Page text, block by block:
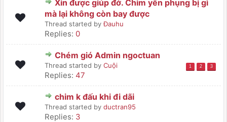
Xin được giúp đở. Chim yến phụng bị gì
mà lại không còn bay được
Thread started byĐauhu
Replies: 0
Chém gió Admin ngoctuan
Thread started by Cuội 1 2 3
Replies: 47
chim k đấu khi đi dãi
Thread started by ductran95
Replies: 3